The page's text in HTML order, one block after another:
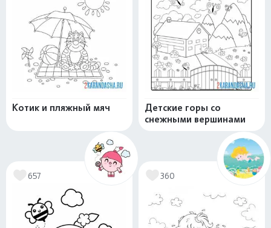
Котик и пляжный мяч
Детские горы со
снежными вершинами
657 360